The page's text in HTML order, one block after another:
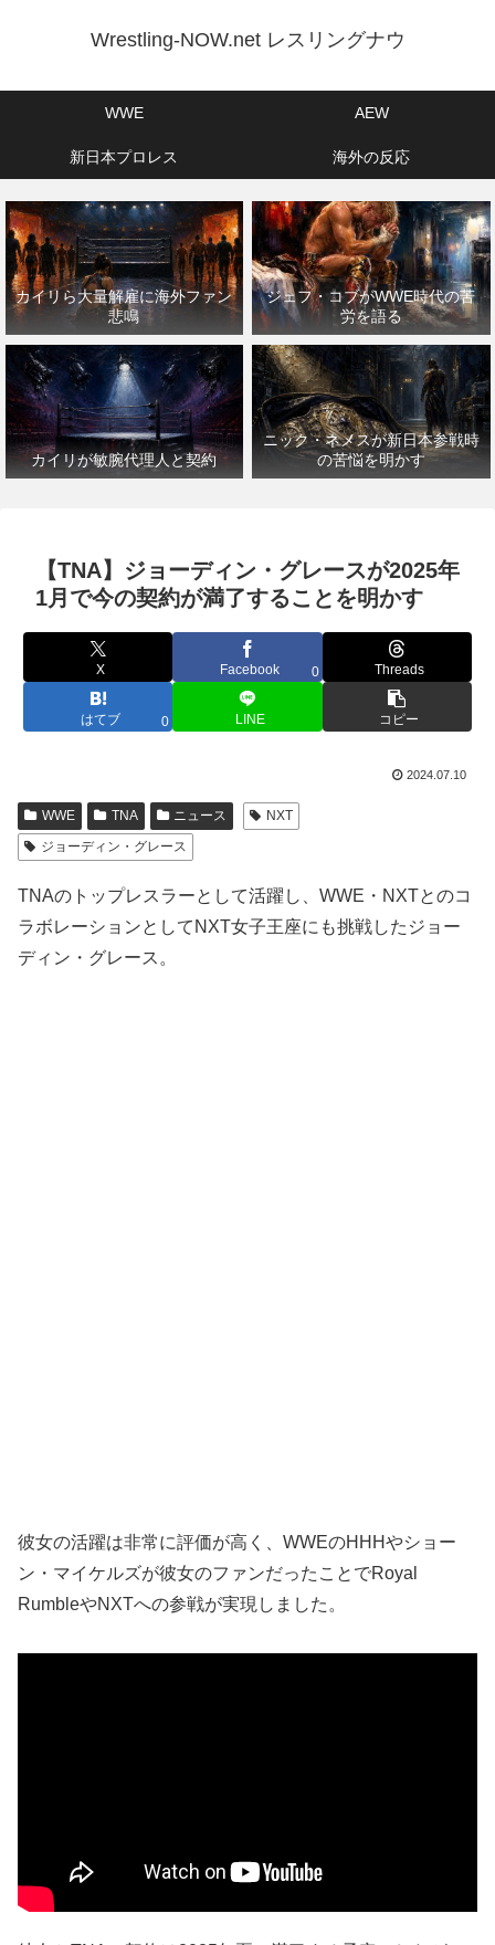
Wrestling-NOW.net レスリングナウ
WWE AEW
新日本プロレス 海外の反応
カイリら大量解雇に海外ファン
悲鳴
ジェフ・コブがWWE時代の苦
労を語る
カイリが敏腕代理人と契約
ニック・ネメスが新日本参戦時
の苦悩を明かす
【TNA】ジョーディン・グレースが2025年
1月で今の契約が満了することを明かす
X Facebook 0 Threads
はてブ 0 LINE コピー
2024.07.10
WWE TNA ニュース
NXT
ジョーディン・グレース
TNAのトップレスラーとして活躍し、WWE・NXTとのコ
ラボレーションとしてNXT女子王座にも挑戦したジョー
ディン・グレース。
彼女の活躍は非常に評価が高く、WWEのHHHやショー
ン・マイケルズが彼女のファンだったことでRoyal
RumbleやNXTへの参戦が実現しました。